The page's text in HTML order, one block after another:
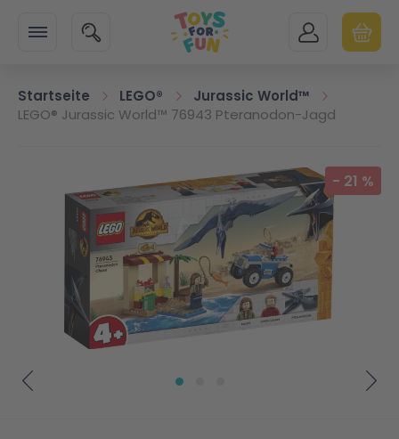
SUCHE MEIN KONTO
Startseite LEGO®
Jurassic World™
LEGO® Jurassic World™ 76943 Pteranodon-Jagd
Zum Ende der Bildgalerie springen - 21 %